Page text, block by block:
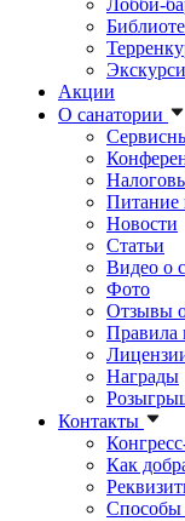
Лобби-
Акции
О санатории
Питание
Новости
Статьи
Видео о
Фото
Отзывы
Правила
Награды
Контакты
Как
Способы